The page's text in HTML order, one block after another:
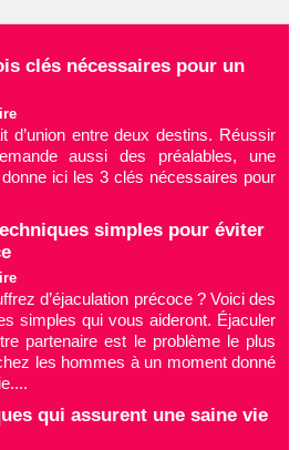
clés nécessaires pour un
d’union entre deux destins. Réussir
aussi des préalables, une
ici les 3 clés nécessaires pour
simples pour éviter
d’éjaculation précoce ? Voici des
simples qui vous aideront. Éjaculer
partenaire est le problème le plus
les hommes à un moment donné
qui assurent une saine vie